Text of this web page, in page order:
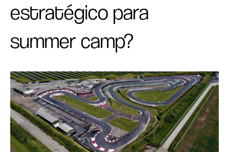
estratégico para
summer camp?